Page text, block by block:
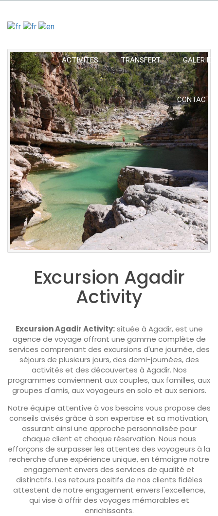
ACTIVITES TRANSFERT GALERIE
CONTACT
Excursion Agadir
Activity
Excursion Agadir Activity:située à Agadir, est une
agence de voyage offrant une gamme complète de
services comprenant des excursions d'une journée, des
séjours de plusieurs jours, des demi-journées, des
activités et des découvertes à Agadir. Nos
programmes conviennent aux couples, aux familles, aux
groupes d'amis, aux voyageurs en solo et aux seniors.
Notre équipe attentive à vos besoins vous propose des
conseils avisés grâce à son expertise et sa motivation,
assurant ainsi une approche personnalisée pour
chaque client et chaque réservation. Nous nous
efforçons de surpasser les attentes des voyageurs à la
recherche d'une expérience unique, en témoigne notre
engagement envers des services de qualité et
distinctifs. Les retours positifs de nos clients fidèles
attestent de notre engagement envers l'excellence,
qui vise à offrir des voyages mémorables et
enrichissants.